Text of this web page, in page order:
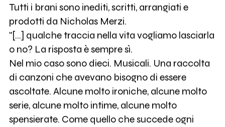
Tutti i brani sono inediti, scritti, arrangiati e
prodotti da Nicholas Merzi.
"[…] qualche traccia nella vita vogliamo lasciarla
o no? La risposta è sempre sì.
Nel mio caso sono dieci. Musicali. Una raccolta
di canzoni che avevano bisogno di essere
ascoltate. Alcune molto ironiche, alcune molto
serie, alcune molto intime, alcune molto
spensierate. Come quello che succede ogni